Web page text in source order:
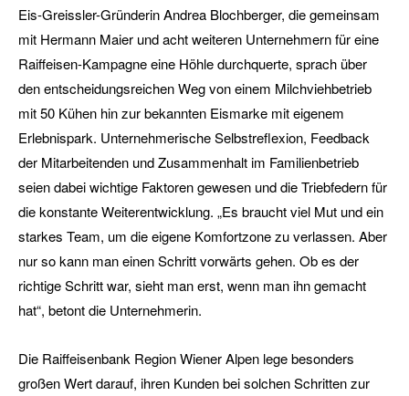
Eis-Greissler-Gründerin Andrea Blochberger, die gemeinsam
mit Hermann Maier und acht weiteren Unternehmern für eine
Raiffeisen-Kampagne eine Höhle durchquerte, sprach über
den entscheidungsreichen Weg von einem Milchviehbetrieb
mit 50 Kühen hin zur bekannten Eismarke mit eigenem
Erlebnispark. Unternehmerische Selbstreflexion, Feedback
der Mitarbeitenden und Zusammenhalt im Familienbetrieb
seien dabei wichtige Faktoren gewesen und die Triebfedern für
die konstante Weiterentwicklung. „Es braucht viel Mut und ein
starkes Team, um die eigene Komfortzone zu verlassen. Aber
nur so kann man einen Schritt vorwärts gehen. Ob es der
richtige Schritt war, sieht man erst, wenn man ihn gemacht
hat“, betont die Unternehmerin.
Die Raiffeisenbank Region Wiener Alpen lege besonders
großen Wert darauf, ihren Kunden bei solchen Schritten zur